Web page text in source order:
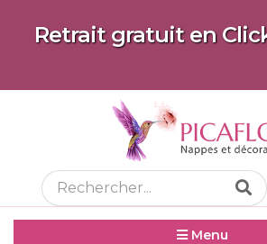
Retrait gratuit en
Menu